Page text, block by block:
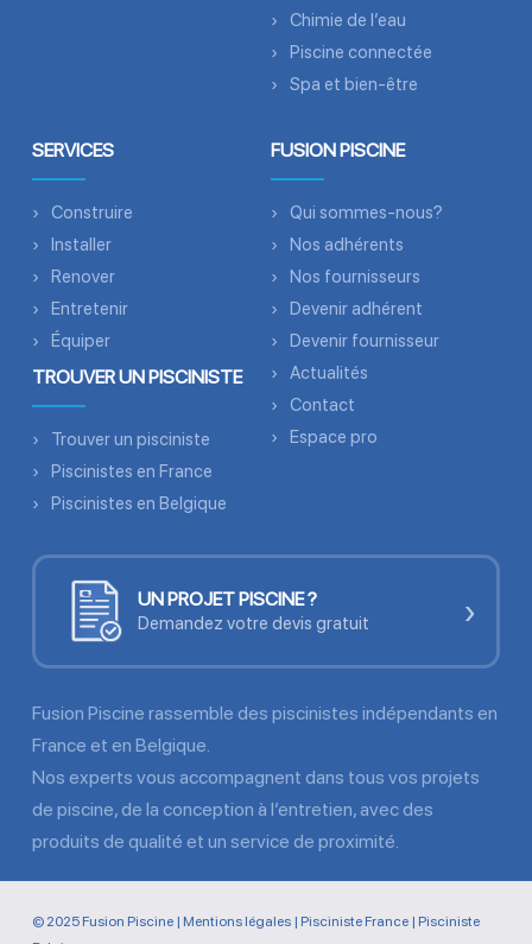
Chimie de l’eau
Piscine connectée
Spa et bien-être
SERVICES
Construire
Installer
Renover
Entretenir
Équiper
TROUVER UN PISCINISTE
Trouver un pisciniste
Piscinistes en France
Piscinistes en Belgique
FUSION PISCINE
Qui sommes-nous?
Nos adhérents
Nos fournisseurs
Devenir adhérent
Devenir fournisseur
Actualités
Contact
Espace pro
UN PROJET PISCINE ?
Demandez votre devis gratuit ›
Fusion Piscine rassemble des piscinistes indépendants en
France et en Belgique.
Nos experts vous accompagnent dans tous vos projets
de piscine, de la conception à l’entretien, avec des
produits de qualité et un service de proximité.
© 2025 Fusion Piscine | Mentions légales| Pisciniste France| Pisciniste